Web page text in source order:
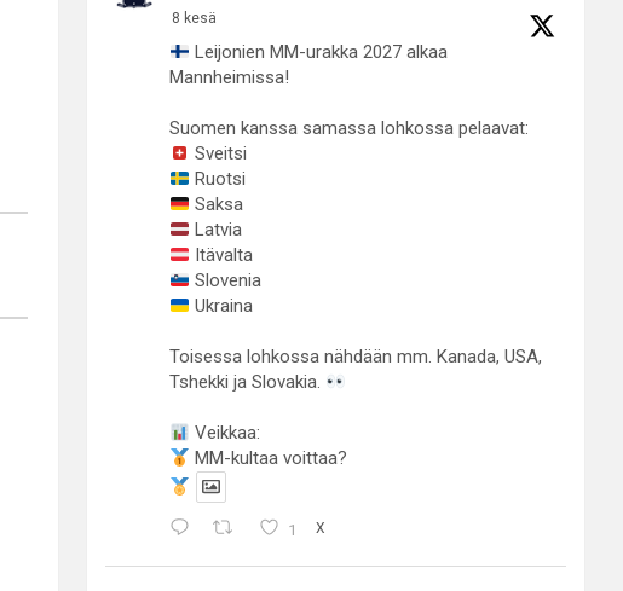
8 kesä
Leijonien MM-urakka 2027 alkaa
Mannheimissa!
Suomen kanssa samassa lohkossa pelaavat:
Sveitsi
Ruotsi
Saksa
Latvia
Itävalta
Slovenia
Ukraina
Toisessa lohkossa nähdään mm. Kanada, USA,
Tshekki ja Slovakia.
Veikkaa:
MM-kultaa voittaa?
1 X